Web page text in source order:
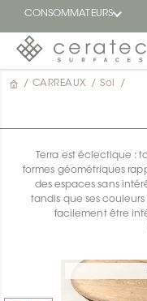
CONSOMMATEURS
En
/ CARREAUX / Sol /
Terra est éclectique :
formes géométriques
des espaces sans
tandis que ses
facilement être